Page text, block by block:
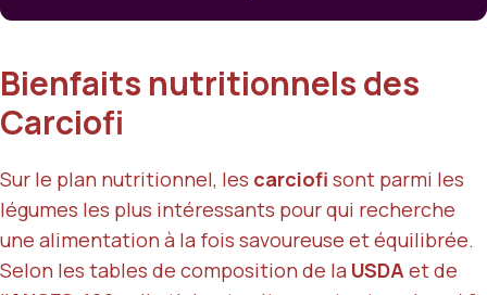
Bienfaits nutritionnels des
Carciofi
Sur le plan nutritionnel, les carciofi sont parmi les
légumes les plus intéressants pour qui recherche
une alimentation à la fois savoureuse et équilibrée.
Selon les tables de composition de la USDA et de